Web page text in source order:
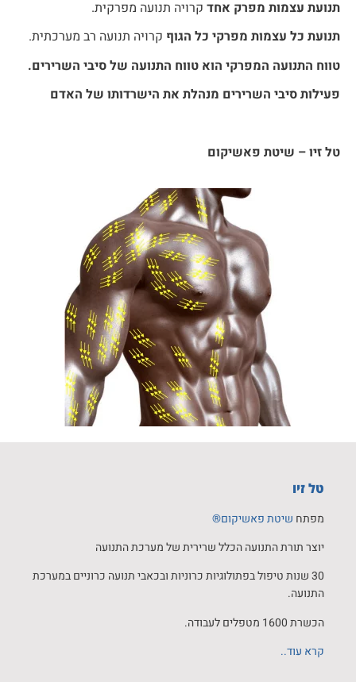
תנועת עצמות מפרק אחד קרויה תנועה מפרקית.
תנועת כל עצמות מפרקי כל הגוף קרויה תנועה רב מערכתית.
טווח התנועה המפרקי הוא טווח התנועה של סיבי השרירים.
פעילות סיבי השרירים מנהלת את הישרדותו של האדם
טל זיו – שיטת פאשיקום
טל זיו
מפתח שיטת פאשיקום®
יוצר תורת התנועה הכלל שרירית של מערכת התנועה
30 שנות טיפול בפתולוגיות כרוניות ובכאבי תנועה כרוניים במערכת
התנועה.
הכשרת 1600 מטפלים לעבודה.
קרא עוד..